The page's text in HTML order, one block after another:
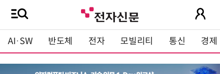
AI·SW 반도체 전자 모빌리티 통신 경제